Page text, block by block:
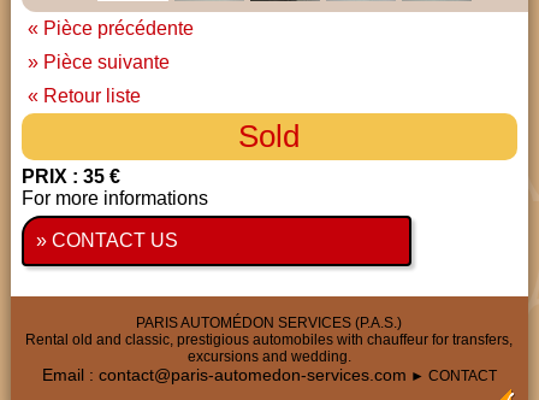
« Pièce précédente
» Pièce suivante
« Retour liste
Sold
PRIX : 35 €
For more informations
» CONTACT US
PARIS AUTOMÉDON SERVICES (P.A.S.)
Rental old and classic, prestigious automobiles with chauffeur for transfers,
excursions and wedding.
Email : contact@paris-automedon-services.com ► CONTACT